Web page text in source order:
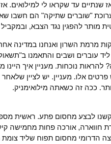
שנתיים עד שקראו לי למילואים.
"שוברים שתיקה" הם חשבו
מותר להפגין נגד הצבא,
של 25 דקות מרמת השרון ואנחנו
ליד עוברים ושבים והתאמנו
להראות נוכחות. מעניין איך
אלו. מעניין. יש לציין
ככה זה כשאתה מילואימניק.
לבצע מחסום פתע. ראשית
חווארה, אורכה פחות מחמישה
הדרומי מחסום תפוח שליד צומת